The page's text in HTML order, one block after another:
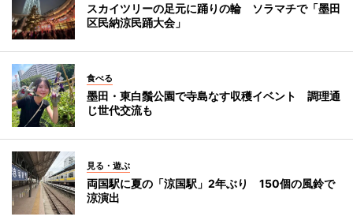
スカイツリーの足元に踊りの輪 ソラマチで「墨田
区民納涼民踊大会」
食べる
墨田・東白鬚公園で寺島なす収穫イベント 調理通
じ世代交流も
見る・遊ぶ
両国駅に夏の「涼国駅」2年ぶり 150個の風鈴で
涼演出